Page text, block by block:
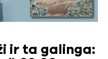
ir ta galinga: